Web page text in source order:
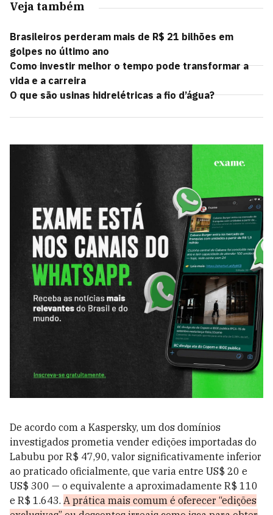
Veja também
Brasileiros perderam mais de R$ 21 bilhões em
golpes no último ano
Como investir melhor o tempo pode transformar a
vida e a carreira
O que são usinas hidrelétricas a fio d’água?
De acordo com a Kaspersky, um dos domínios
investigados prometia vender edições importadas do
Labubu por R$ 47,90, valor significativamente inferior
ao praticado oficialmente, que varia entre US$ 20 e
US$ 300 — o equivalente a aproximadamente R$ 110
e R$ 1.643. A prática mais comum é oferecer “edições